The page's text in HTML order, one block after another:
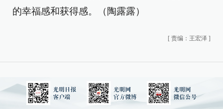
的幸福感和获得感。（陶露露）
[ 责编：王宏泽 ]